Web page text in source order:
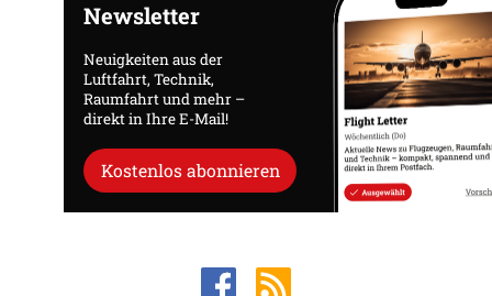
Newsletter
Neuigkeiten aus der
Luftfahrt, Technik,
Raumfahrt und mehr –
direkt in Ihre E-Mail!
Kostenlos abonnieren